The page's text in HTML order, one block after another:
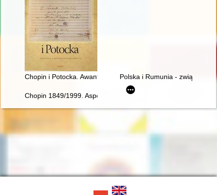
Chopin i Potocka. Awantura o miłosną korespondencję
Polska i Rumunia - związki
Chopin 1849/1999. Aspekte der Rezeptions- und